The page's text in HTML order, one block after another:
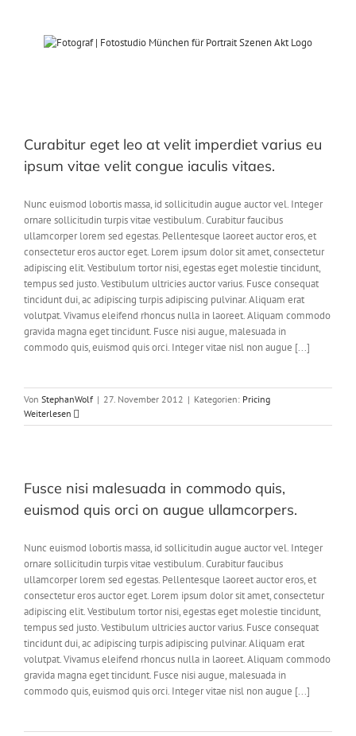
Curabitur eget leo at velit imperdiet varius eu
ipsum vitae velit congue iaculis vitaes.
Nunc euismod lobortis massa, id sollicitudin augue auctor vel. Integer
ornare sollicitudin turpis vitae vestibulum. Curabitur faucibus
ullamcorper lorem sed egestas. Pellentesque laoreet auctor eros, et
consectetur eros auctor eget. Lorem ipsum dolor sit amet, consectetur
adipiscing elit. Vestibulum tortor nisi, egestas eget molestie tincidunt,
tempus sed justo. Vestibulum ultricies auctor varius. Fusce consequat
tincidunt dui, ac adipiscing turpis adipiscing pulvinar. Aliquam erat
volutpat. Vivamus eleifend rhoncus nulla in laoreet. Aliquam commodo
gravida magna eget tincidunt. Fusce nisi augue, malesuada in
commodo quis, euismod quis orci. Integer vitae nisl non augue [...]
Von StephanWolf | 27. November 2012 | Kategorien: Pricing
Weiterlesen
Fusce nisi malesuada in commodo quis,
euismod quis orci on augue ullamcorpers.
Nunc euismod lobortis massa, id sollicitudin augue auctor vel. Integer
ornare sollicitudin turpis vitae vestibulum. Curabitur faucibus
ullamcorper lorem sed egestas. Pellentesque laoreet auctor eros, et
consectetur eros auctor eget. Lorem ipsum dolor sit amet, consectetur
adipiscing elit. Vestibulum tortor nisi, egestas eget molestie tincidunt,
tempus sed justo. Vestibulum ultricies auctor varius. Fusce consequat
tincidunt dui, ac adipiscing turpis adipiscing pulvinar. Aliquam erat
volutpat. Vivamus eleifend rhoncus nulla in laoreet. Aliquam commodo
gravida magna eget tincidunt. Fusce nisi augue, malesuada in
commodo quis, euismod quis orci. Integer vitae nisl non augue [...]